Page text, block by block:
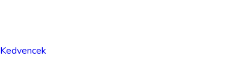
Kedvencek